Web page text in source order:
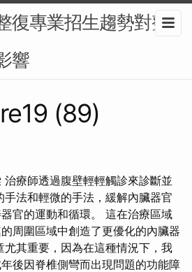
復專業招生趨勢對整
響
(89)
療師透過腹壁輕輕觸診來診斷並
法和輕微的手法，緩解內臟器官
官的運動和循環。 這在治療區域
周圍區域中創造了更優化的內臟器
其重要，因為在這種情況下，我
後因脊椎側彎而出現問題的功能障